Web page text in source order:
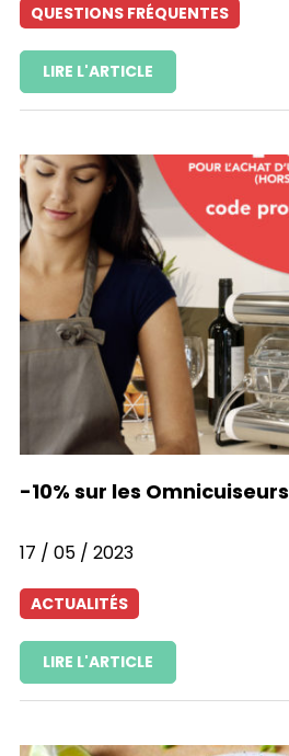
QUESTIONS FRÉQUENTES
LIRE L'ARTICLE
-10% sur les Omnicuiseurs
17 / 05 / 2023
ACTUALITÉS
LIRE L'ARTICLE